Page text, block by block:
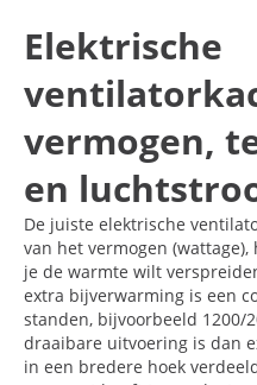
Elektrische
vermogen,
en
De juiste elektrische
van het vermogen
je de warmte wilt
extra bijverwarming is een
standen, bijvoorbeeld 1200/
draaibare uitvoering is dan
in een bredere hoek